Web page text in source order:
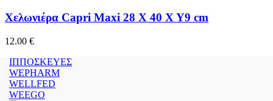
Χελωνιέρα Capri Maxi 28 X 40 X Y9 cm
12.00 €
ΙΠΠΟΣΚΕΥΕΣ
WEPHARM
WELLFED
WEEGO